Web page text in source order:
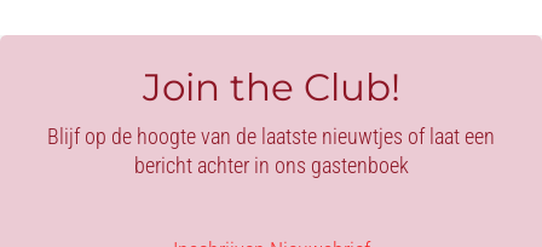
Join the Club!
Blijf op de hoogte van de laatste nieuwtjes of laat een
bericht achter in ons gastenboek